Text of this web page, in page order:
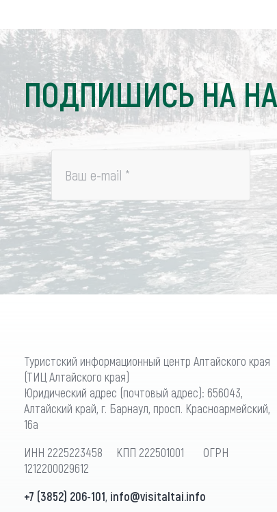
ПОДПИШИСЬ НА
Ваш e-mail *
Туристский информационный центр Алтайского края
(ТИЦ Алтайского края)
Юридический адрес (почтовый адрес): 656043,
Алтайский край, г. Барнаул, просп. Красноармейский,
16а
ИНН 2225223458 КПП 222501001 ОГРН
1212200029612
+7 (3852) 206-101, info@visitaltai.info